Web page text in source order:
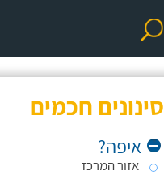
סינונים חכמים
איפה?
אזור המרכז